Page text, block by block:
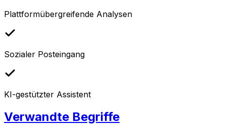
Plattformübergreifende Analysen
Sozialer Posteingang
KI-gestützter Assistent
Verwandte Begriffe